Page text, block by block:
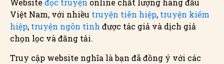
Website đọc truyện online chất lượng hàng đầu
Việt Nam, với nhiều truyện tiên hiệp, truyện kiếm
hiệp, truyện ngôn tình được tác giả và dịch giả
chọn lọc và đăng tải.
Truy cập website nghĩa là bạn đã đồng ý với các